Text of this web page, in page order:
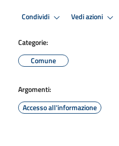
Condividi Vedi azioni
Categorie:
Comune
Argomenti:
Accesso all'informazione